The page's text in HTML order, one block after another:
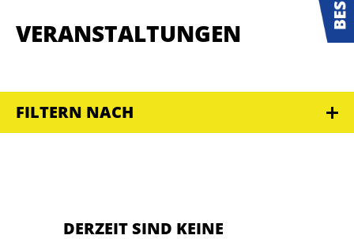
VERANSTALTUNGEN
FILTERN NACH
DERZEIT SIND KEINE